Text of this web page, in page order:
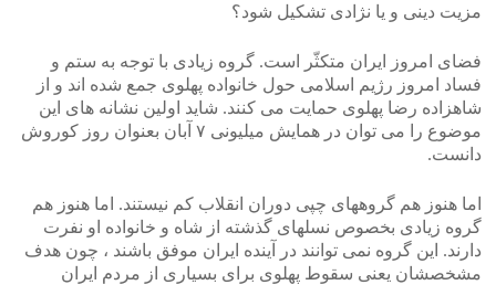
مزیت دینی و یا نژادی تشکیل شود؟
فضای امروز ایران متکثّر است. گروه زیادی با توجه به ستم و
فساد امروز رژیم اسلامی حول خانواده پهلوی جمع شده اند و از
شاهزاده رضا پهلوی حمایت می کنند. شاید اولین نشانه های این
موضوع را می توان در همایش میلیونی ۷ آبان بعنوان روز کوروش
دانست.
اما هنوز هم گروههای چپی دوران انقلاب کم نیستند. اما هنوز هم
گروه زیادی بخصوص نسلهای گذشته از شاه و خانواده او نفرت
دارند. این گروه نمی توانند در آینده ایران موفق باشند ، چون هدف
مشخصشان یعنی سقوط پهلوی برای بسیاری از مردم ایران